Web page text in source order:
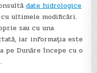
date hidrologice
ultimele modificări.
sau cu una
iar informația este
pe Dunăre începe cu o